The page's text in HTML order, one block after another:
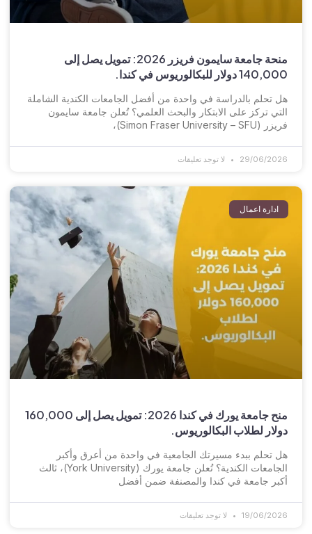
منحة جامعة سايمون فريزر 2026: تمويل يصل إلى
140,000 دولار للبكالوريوس في كندا.
هل تحلم بالدراسة في واحدة من أفضل الجامعات الكندية الشاملة
التي تركز على الابتكار والبحث العلمي؟ تُعلن جامعة سايمون
فريزر (Simon Fraser University – SFU)،
29/06/2026 لا توجد تعليقات
ادارة اعمال
منح جامعة يورك في كندا 2026: تمويل يصل إلى 160,000
دولار لطلاب البكالوريوس.
هل تحلم ببدء مسيرتك الجامعية في واحدة من أعرق وأكبر
الجامعات الكندية؟ تُعلن جامعة يورك (York University)، ثالث
أكبر جامعة في كندا والمصنفة ضمن أفضل
19/06/2026 لا توجد تعليقات